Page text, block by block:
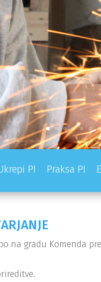
PI Praksa PI
na gradu Komenda